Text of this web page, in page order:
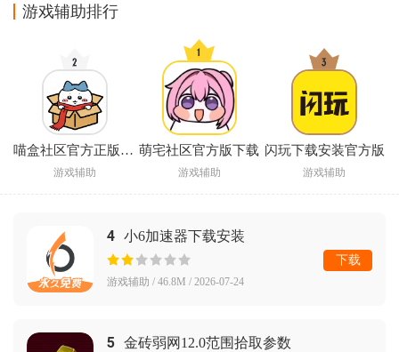
游戏辅助排行
喵盒社区官方正版下载
游戏辅助
萌宅社区官方版下载
游戏辅助
闪玩下载安装官方版
游戏辅助
4 小6加速器下载安装
游戏辅助 / 46.8M / 2026-07-24
下载
5 金砖弱网12.0范围拾取参数